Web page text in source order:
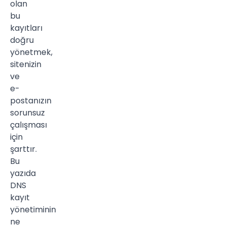
olan
bu
kayıtları
doğru
yönetmek,
sitenizin
ve
e-
postanızın
sorunsuz
çalışması
için
şarttır.
Bu
yazıda
DNS
kayıt
yönetiminin
ne